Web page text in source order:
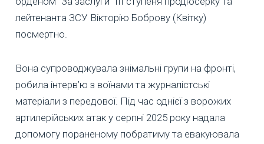
лейтенанта ЗСУ Вікторію Боброву (Квітку)
посмертно.
Вона супроводжувала знімальні групи на фронті,
робила інтерв’ю з воїнами та журналістські
матеріали з передової. Під час однієї з ворожих
артилерійських атак у серпні 2025 року надала
допомогу пораненому побратиму та евакуювала